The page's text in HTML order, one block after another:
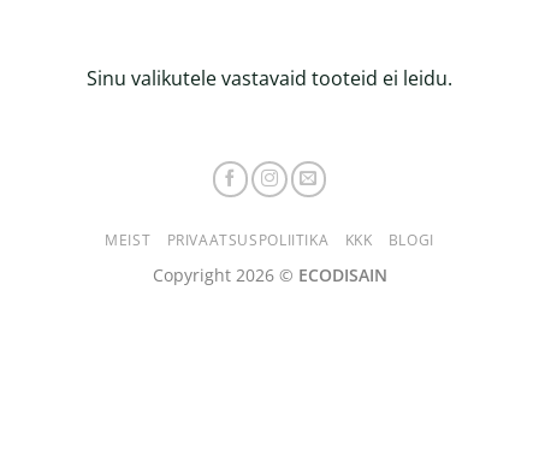
Sinu valikutele vastavaid tooteid ei leidu.
MEIST PRIVAATSUSPOLIITIKA KKK BLOGI
Copyright 2026 © ECODISAIN